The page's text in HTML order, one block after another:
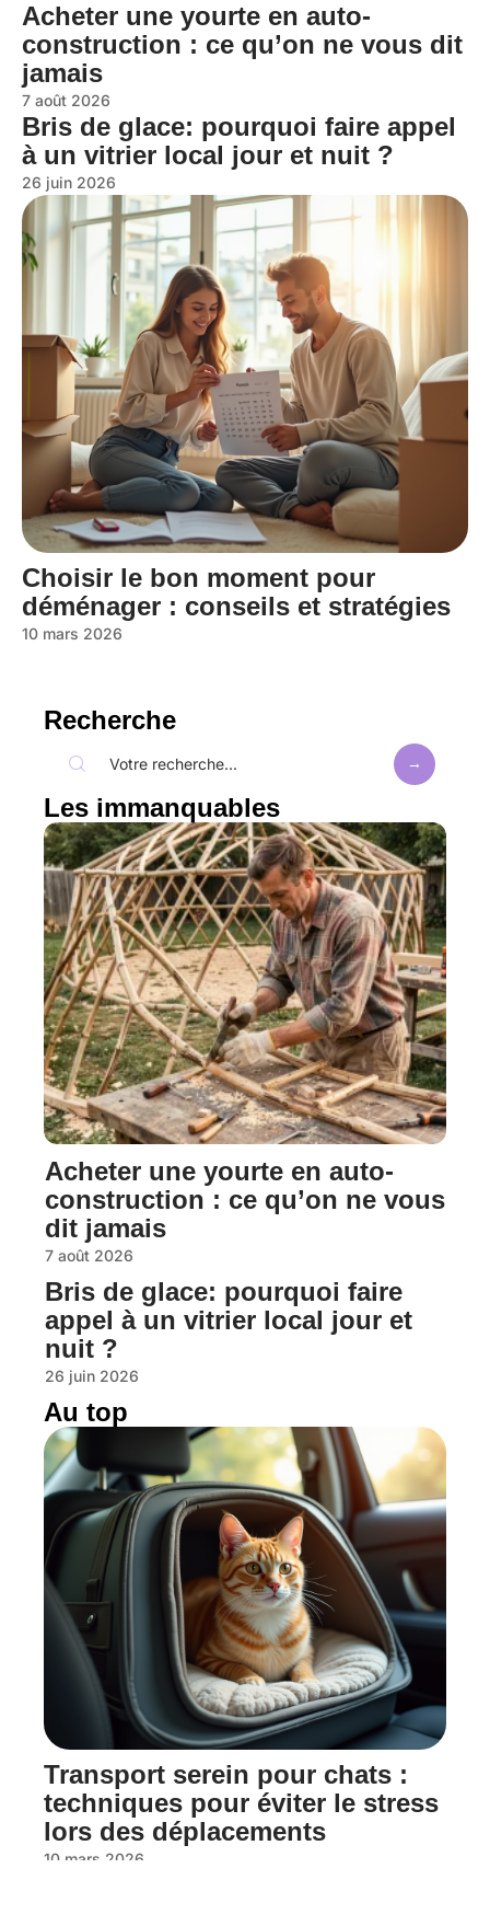
Acheter une yourte en auto-
construction : ce qu’on ne vous dit
jamais
7 août 2026
Bris de glace: pourquoi faire appel
à un vitrier local jour et nuit ?
26 juin 2026
Choisir le bon moment pour
déménager : conseils et stratégies
10 mars 2026
Recherche
Les immanquables
Acheter une yourte en auto-
construction : ce qu’on ne vous
dit jamais
7 août 2026
Bris de glace: pourquoi faire
appel à un vitrier local jour et
nuit ?
26 juin 2026
Au top
Transport serein pour chats :
techniques pour éviter le stress
lors des déplacements
10 mars 2026